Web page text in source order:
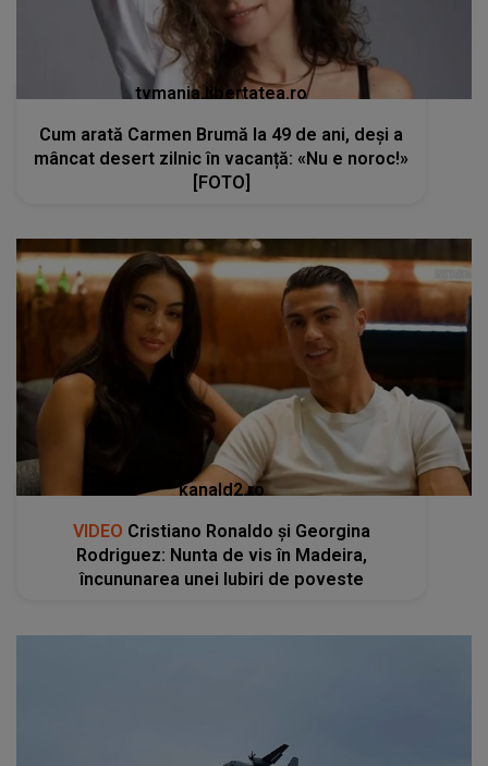
tvmania.libertatea.ro
Cum arată Carmen Brumă la 49 de ani, deși a
mâncat desert zilnic în vacanță: «Nu e noroc!»
[FOTO]
kanald2.ro
VIDEO Cristiano Ronaldo și Georgina
Rodriguez: Nunta de vis în Madeira,
încununarea unei Iubiri de poveste